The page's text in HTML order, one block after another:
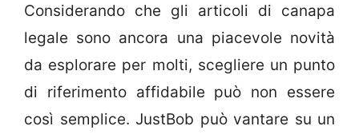
Considerando che gli articoli di canapa
legale sono ancora una piacevole novità
da esplorare per molti, scegliere un punto
di riferimento affidabile può non essere
così semplice. JustBob può vantare su un